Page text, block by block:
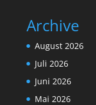
Archive
August 2026
Juli 2026
Juni 2026
Mai 2026